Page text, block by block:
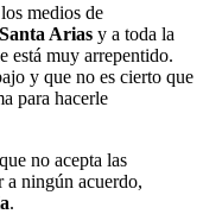
medios de
Santa Arias y a toda la
está muy arrepentido.
y que no es cierto que
para hacerle
no acepta las
a ningún acuerdo,
.